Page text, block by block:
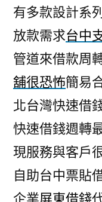
有多款設計系
放款需求台中
管道來借款周
舖很恐怖簡易
北台灣快速借
快速借錢週轉
現服務與客戶
自助台中票貼
企業屏東借錢